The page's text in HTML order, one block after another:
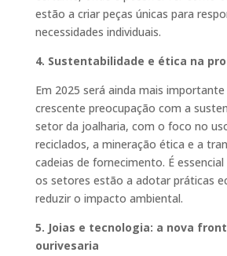
estão a criar peças únicas para
necessidades individuais.
4. Sustentabilidade e ética na
Em 2025 será ainda mais
crescente preocupação com a
setor da joalharia, com o foco no
reciclados, a mineração ética e a
cadeias de fornecimento. É
os setores estão a adotar práticas
reduzir o impacto ambiental.
5. Joias e tecnologia: a nova
ourivesaria